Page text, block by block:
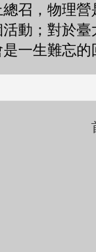
召，物理
動；對於臺
一生難忘的